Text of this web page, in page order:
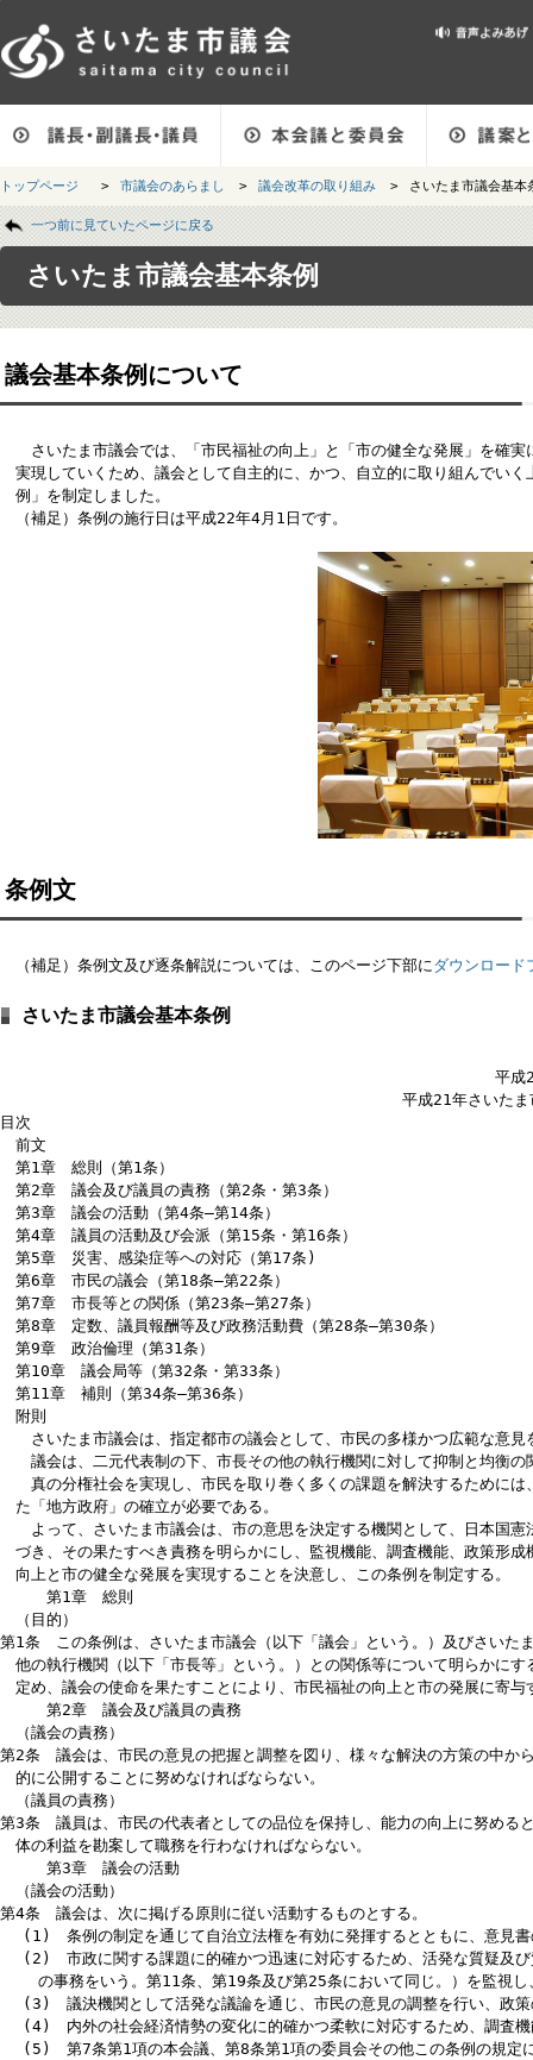
さいたま市議会基本条例
議会基本条例について
さいたま市議会では、「市民福祉の向上」と「市の健全な発展」を
実現していくため、議会として自主的に、かつ、自立的に取り組ん
例」を制定しました。
（補足）条例の施行日は平成22年4月1日です。
条例文
平成21年12月
平成21年さいたま市条例
目次
前文
第1章 総則（第1条）
第2章 議会及び議員の責務（第2条・第3条）
第3章 議会の活動（第4条―第14条）
第4章 議員の活動及び会派（第15条・第16条）
第5章 災害、感染症等への対応（第17条)
第6章 市民の議会（第18条―第22条）
第7章 市長等との関係（第23条―第27条）
第8章 定数、議員報酬等及び政務活動費（第28条―第30条）
第9章 政治倫理（第31条）
第10章 議会局等（第32条・第33条）
第11章 補則（第34条―第36条）
附則
さいたま市議会は、指定都市の議会として、市民の多様かつ広範
議会は、二元代表制の下、市長その他の執行機関に対して抑制と
真の分権社会を実現し、市民を取り巻く多くの課題を解決するため
た「地方政府」の確立が必要である。
よって、さいたま市議会は、市の意思を決定する機関として、日本
づき、その果たすべき責務を明らかにし、監視機能、調査機能、政
向上と市の健全な発展を実現することを決意し、この条例を制定す
第1章 総則
（目的）
第1条 この条例は、さいたま市議会（以下「議会」という。）及びさ
他の執行機関（以下「市長等」という。）との関係等について明ら
定め、議会の使命を果たすことにより、市民福祉の向上と市の発展
第2章 議会及び議員の責務
（議会の責務）
第2条 議会は、市民の意見の把握と調整を図り、様々な解決の方策
的に公開することに努めなければならない。
（議員の責務）
第3条 議員は、市民の代表者としての品位を保持し、能力の向上に
体の利益を勘案して職務を行わなければならない。
第3章 議会の活動
（議会の活動）
第4条 議会は、次に掲げる原則に従い活動するものとする。